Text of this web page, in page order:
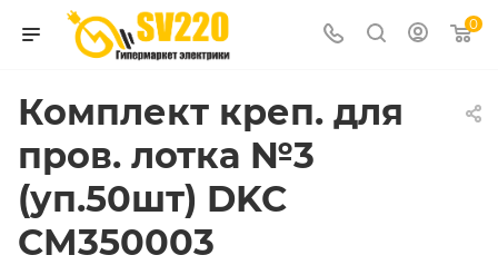
0
Комплект креп. для
пров. лотка №3
(уп.50шт) DKC
CM350003